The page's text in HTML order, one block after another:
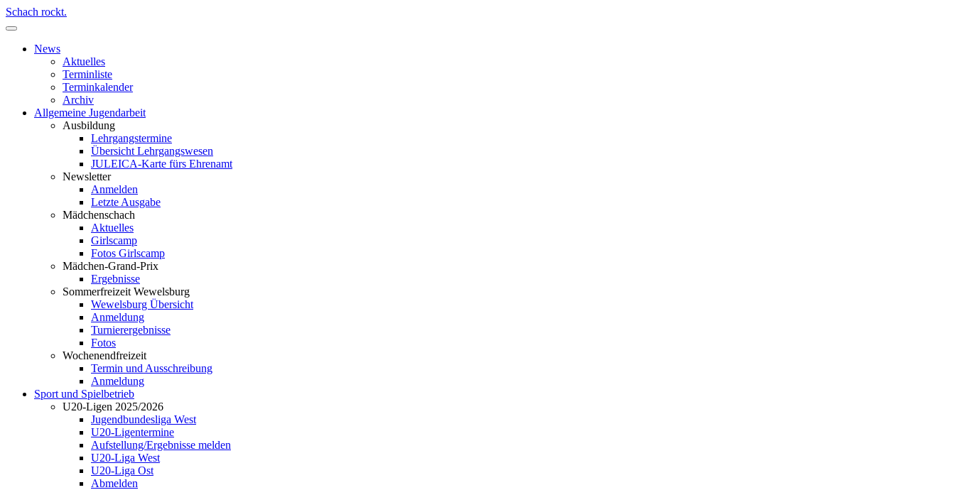
Schach rockt.
News
Aktuelles
Terminliste
Terminkalender
Archiv
Allgemeine Jugendarbeit
Ausbildung
Lehrgangstermine
Übersicht Lehrgangswesen
JULEICA-Karte fürs Ehrenamt
Newsletter
Anmelden
Letzte Ausgabe
Mädchenschach
Aktuelles
Girlscamp
Fotos Girlscamp
Mädchen-Grand-Prix
Ergebnisse
Sommerfreizeit Wewelsburg
Wewelsburg Übersicht
Anmeldung
Turnierergebnisse
Fotos
Wochenendfreizeit
Termin und Ausschreibung
Anmeldung
Sport und Spielbetrieb
U20-Ligen 2025/2026
Jugendbundesliga West
U20-Ligentermine
Aufstellung/Ergebnisse melden
U20-Liga West
U20-Liga Ost
Abmelden